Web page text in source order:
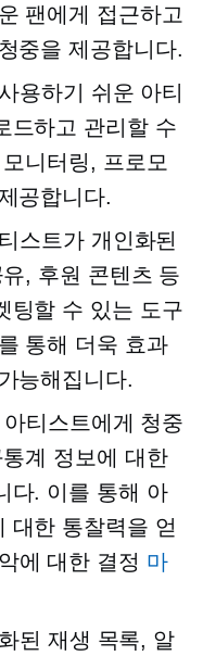
팬에게 접근하고
중을 제공합니다.
사용하기 쉬운 아티
드하고 관리할 수
니터링, 프로모
공합니다.
스트가 개인화된
, 후원 콘텐츠 등
팅할 수 있는 도구
통해 더욱 효과
능해집니다.
티스트에게 청중
계 정보에 대한
다. 이를 통해 아
대한 통찰력을 얻
에 대한 결정 마
된 재생 목록, 알